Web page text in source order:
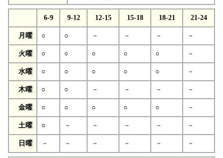
6-9 9-12 12-15 15-18 18-21 21-24
月曜 ○ ○ － － － －
火曜 ○ ○ ○ ○ ○ －
水曜 ○ ○ ○ ○ ○ －
木曜 ○ ○ － － － －
金曜 ○ ○ ○ ○ ○ －
土曜 ○ － － － － －
日曜 － － － － － －